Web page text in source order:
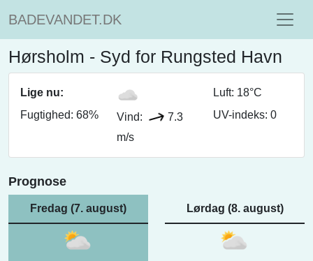
BADEVANDET.DK
Hørsholm - Syd for Rungsted Havn
Lige nu:
Luft: 18°C
Fugtighed: 68%
Vind:
7.3
m/s
UV-indeks: 0
Prognose
Fredag (7. august) Lørdag (8. august)